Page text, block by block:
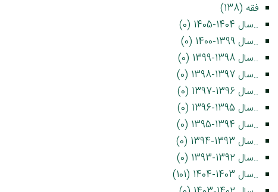
فقه (138)
..سال 1404-1405 (0)
..سال 1399-1400 (0)
..سال 1398-1399 (0)
..سال 1397-1398 (0)
..سال 1396-1397 (0)
..سال 1395-1396 (0)
..سال 1394-1395 (0)
..سال 1393-1394 (0)
..سال 1392-1393 (0)
..سال 1403-1404 (101)